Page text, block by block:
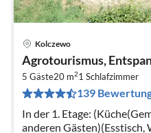
Kolczewo
Agrotourismus,
5 Gäste20 m21 Schlafzimmer
139
In der 1. Etage:
anderen Gästen)(Esstisch,